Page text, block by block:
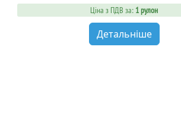
Ціна з ПДВ за: 1 рулон
Детальніше